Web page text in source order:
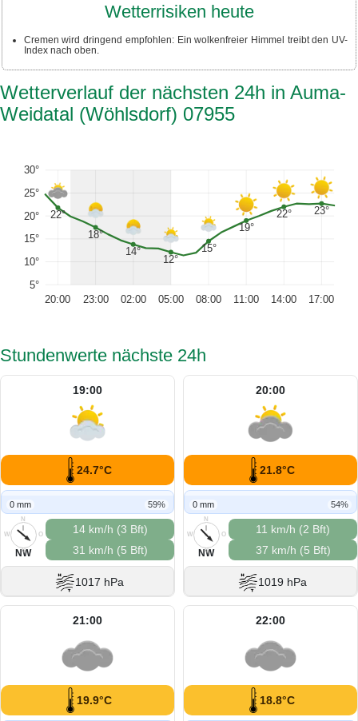
Wetterrisiken heute
Cremen wird dringend empfohlen: Ein wolkenfreier Himmel treibt den UV-
Index nach oben.
Wetterverlauf der nächsten 24h in Auma-
Weidatal (Wöhlsdorf) 07955
5°
10°
15°
20°
25°
30°
22°
18°
14°
12°
15°
19°
22° 23°
20:00 23:00 02:00 05:00 08:00 11:00 14:00 17:00
Stundenwerte nächste 24h
19:00
24.7°C
0 mm 59%
N
O
S
W
NW
14 km/h (3 Bft)
31 km/h (5 Bft)
1017 hPa
20:00
21.8°C
0 mm 54%
N
O
S
W
NW
11 km/h (2 Bft)
37 km/h (5 Bft)
1019 hPa
21:00
19.9°C
22:00
18.8°C